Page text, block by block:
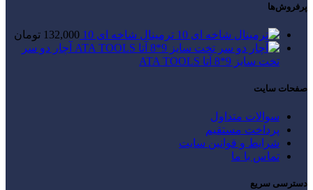
پرفروش‌ها
ترمینال شاخه ای 10 132,000 تومان
آچار دو سر
تخت سایز 9*8 آتا ATA TOOLS
صفحات سایت
سوالات متداول
پرداخت مستقیم
شرایط و قوانین سایت
تماس با ما
دسترسی سریع